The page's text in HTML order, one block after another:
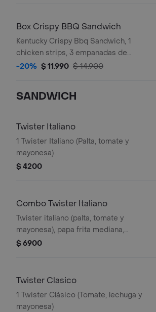
Box Crispy BBQ Sandwich
Kentucky Crispy Bbq Sandwich, 1
chicken strips, 3 empanadas de
queso , papa frita regular, gaseosa en
-20% $ 11.990 $ 14.900
SANDWICH
Twister Italiano
1 Twister Italiano (Palta, tomate y
mayonesa)
$ 4200
Combo Twister Italiano
Twister italiano (palta, tomate y
mayonesa), papa frita mediana,
gaseosa en lata
$ 6900
Twister Clasico
1 Twister Clásico (Tomate, lechuga y
mayonesa)